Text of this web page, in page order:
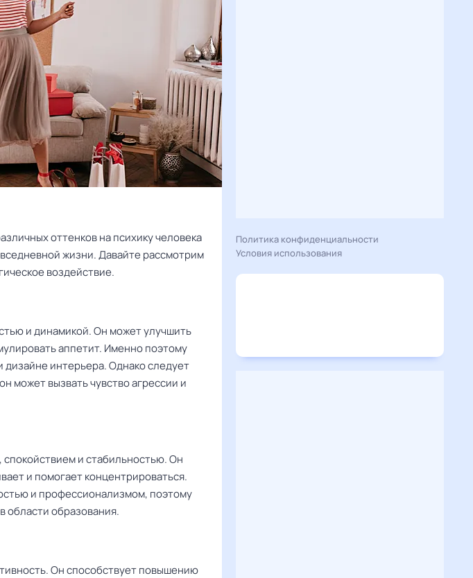
оттенков на психику человека
жизни. Давайте рассмотрим
воздействие.
и динамикой. Он может улучшить
аппетит. Именно поэтому
дизайне интерьера. Однако следует
может вызвать чувство агрессии и
и стабильностью. Он
и помогает концентрироваться.
и профессионализмом, поэтому
области образования.
Он способствует повышению
Политика конфиденциальности
Условия использования